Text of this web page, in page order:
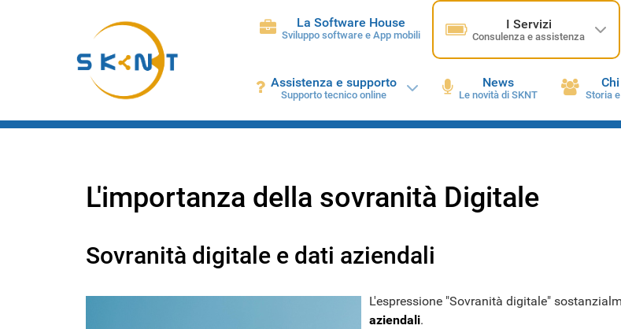
La Software House
Sviluppo software e App mobili
I Servizi
Consulenza e assistenza
Assistenza e supporto
Supporto tecnico online
News
Le novità di SKNT Storia
L'importanza della sovranità Digitale
Sovranità digitale e dati aziendali
L'espressione "Sovranità digitale"
aziendali.